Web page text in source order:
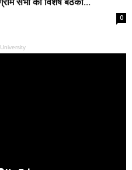
सभा की विशेष बैठकों...
0